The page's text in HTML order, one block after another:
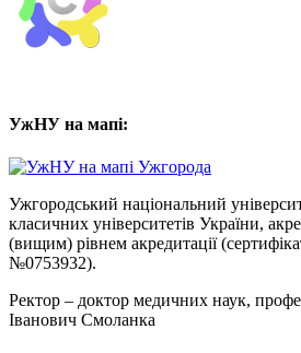
УжНУ на мапі:
Ужгородський національний
класичних університетів України,
(вищим) рівнем акредитації
№0753932).
Ректор – доктор медичних наук,
Іванович Смоланка